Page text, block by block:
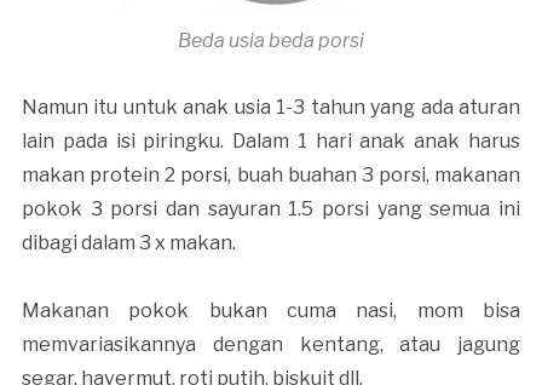
Beda usia beda porsi
Namun itu untuk anak usia 1-3 tahun yang ada aturan
lain pada isi piringku. Dalam 1 hari anak anak harus
makan protein 2 porsi, buah buahan 3 porsi, makanan
pokok 3 porsi dan sayuran 1.5 porsi yang semua ini
dibagi dalam 3 x makan.
Makanan pokok bukan cuma nasi, mom bisa
memvariasikannya dengan kentang, atau jagung
segar, havermut, roti putih, biskuit dll.